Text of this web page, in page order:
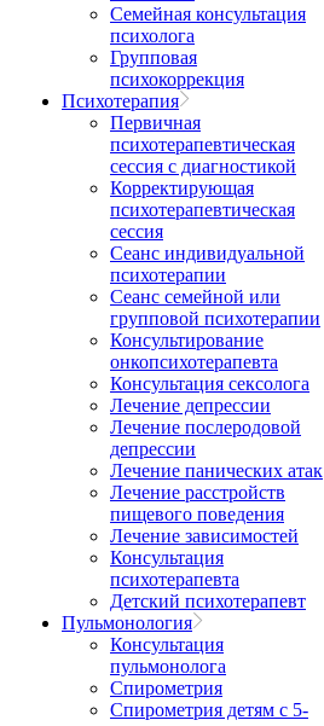
Семейная консультация
психолога
Групповая
психокоррекция
Психотерапия
Первичная
психотерапевтическая
сессия с диагностикой
Корректирующая
психотерапевтическая
сессия
Сеанс индивидуальной
психотерапии
Сеанс семейной или
групповой психотерапии
Консультирование
онкопсихотерапевта
Консультация сексолога
Лечение депрессии
Лечение послеродовой
депрессии
Лечение панических атак
Лечение расстройств
пищевого поведения
Лечение зависимостей
Консультация
психотерапевта
Детский психотерапевт
Пульмонология
Консультация
пульмонолога
Спирометрия
Спирометрия детям с 5-